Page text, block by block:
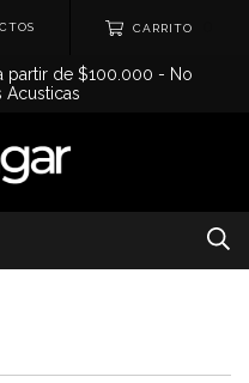
CARRITO
partir de $100.000 - No
Acusticas